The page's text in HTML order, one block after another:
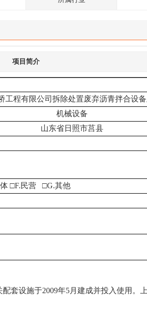
项目简介
工程有限公司拆除处置废弃沥青拌合设
机械设备
山东省日照市莒县
□F.民营 □G.其他
套设施于2009年5月建成并投入使用。